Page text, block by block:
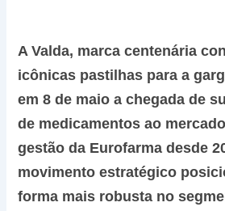
A Valda, marca centenária
icônicas pastilhas para a
em 8 de maio a chegada de
de medicamentos ao
gestão da Eurofarma desde
movimento estratégico
forma mais robusta no